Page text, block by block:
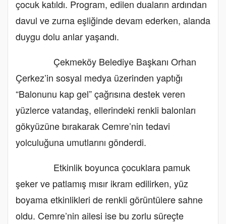
çocuk katıldı. Program, edilen duaların ardından
davul ve zurna eşliğinde devam ederken, alanda
duygu dolu anlar yaşandı.
Çekmeköy Belediye Başkanı Orhan
Çerkez’in sosyal medya üzerinden yaptığı
“Balonunu kap gel” çağrısına destek veren
yüzlerce vatandaş, ellerindeki renkli balonları
gökyüzüne bırakarak Cemre’nin tedavi
yolculuğuna umutlarını gönderdi.
Etkinlik boyunca çocuklara pamuk
şeker ve patlamış mısır ikram edilirken, yüz
boyama etkinlikleri de renkli görüntülere sahne
oldu. Cemre’nin ailesi ise bu zorlu süreçte